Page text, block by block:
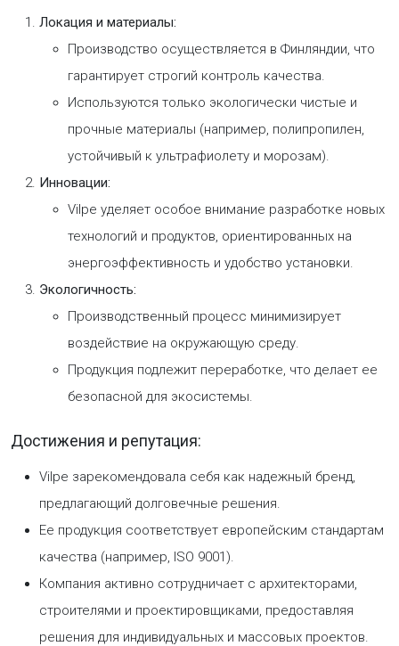
Локация и материалы:
Производство осуществляется в Финляндии, что
гарантирует строгий контроль качества.
Используются только экологически чистые и
прочные материалы (например, полипропилен,
устойчивый к ультрафиолету и морозам).
Инновации:
Vilpe уделяет особое внимание разработке новых
технологий и продуктов, ориентированных на
энергоэффективность и удобство установки.
Экологичность:
Производственный процесс минимизирует
воздействие на окружающую среду.
Продукция подлежит переработке, что делает ее
безопасной для экосистемы.
Достижения и репутация:
Vilpe зарекомендовала себя как надежный бренд,
предлагающий долговечные решения.
Ее продукция соответствует европейским стандартам
качества (например, ISO 9001).
Компания активно сотрудничает с архитекторами,
строителями и проектировщиками, предоставляя
решения для индивидуальных и массовых проектов.